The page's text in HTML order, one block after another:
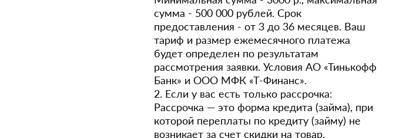
сумма - 500 000 рублей. Срок
предоставления - от 3 до 36 месяцев. Ваш
тариф и размер ежемесячного платежа
будет определен по результатам
рассмотрения заявки. Условия АО «Тинькофф
Банк» и ООО МФК «Т-Финанс».
2. Если у вас есть только рассрочка:
Рассрочка — это форма кредита (займа), при
которой переплаты по кредиту (займу) не
возникает за счет скидки на товар,